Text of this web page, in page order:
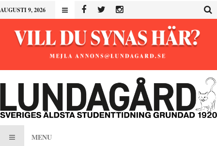
AUGUSTI 9, 2026
MENU